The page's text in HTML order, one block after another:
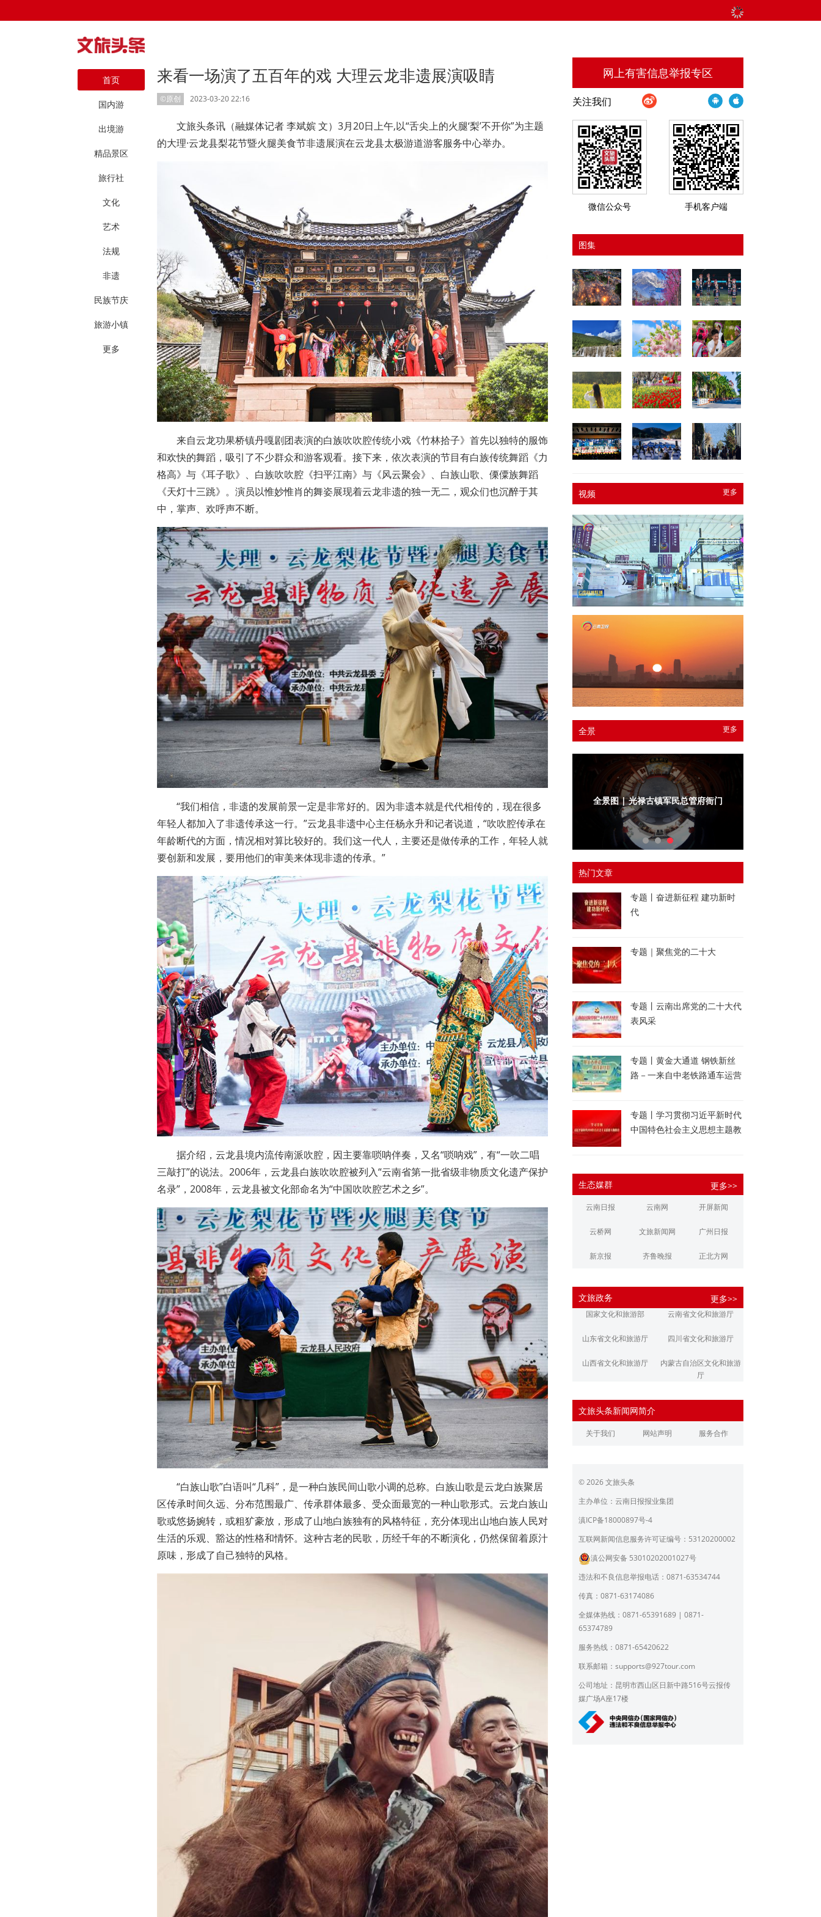
首页
国内游
出境游
精品景区
旅行社
文化
艺术
法规
非遗
民族节庆
旅游小镇
更多
来看一场演了五百年的戏 大理云龙非遗展演吸睛
©原创 2023-03-20 22:16
文旅头条讯（融媒体记者 李斌嫔 文）3月20日上午,以“舌尖上的火腿‘梨’不开你”为主题
的大理·云龙县梨花节暨火腿美食节非遗展演在云龙县太极游道游客服务中心举办。
来自云龙功果桥镇丹嘎剧团表演的白族吹吹腔传统小戏《竹林拾子》首先以独特的服饰
和欢快的舞蹈，吸引了不少群众和游客观看。接下来，依次表演的节目有白族传统舞蹈《力
格高》与《耳子歌》、白族吹吹腔《扫平江南》与《风云聚会》、白族山歌、傈僳族舞蹈
《天灯十三跳》。演员以惟妙惟肖的舞姿展现着云龙非遗的独一无二，观众们也沉醉于其
中，掌声、欢呼声不断。
“我们相信，非遗的发展前景一定是非常好的。因为非遗本就是代代相传的，现在很多
年轻人都加入了非遗传承这一行。”云龙县非遗中心主任杨永升和记者说道，“吹吹腔传承在
年龄断代的方面，情况相对算比较好的。我们这一代人，主要还是做传承的工作，年轻人就
要创新和发展，要用他们的审美来体现非遗的传承。”
据介绍，云龙县境内流传南派吹腔，因主要靠唢呐伴奏，又名“唢呐戏”，有“一吹二唱
三敲打”的说法。2006年，云龙县白族吹吹腔被列入“云南省第一批省级非物质文化遗产保护
名录”，2008年，云龙县被文化部命名为“中国吹吹腔艺术之乡”。
“白族山歌”白语叫“几科”，是一种白族民间山歌小调的总称。白族山歌是云龙白族聚居
区传承时间久远、分布范围最广、传承群体最多、受众面最宽的一种山歌形式。云龙白族山
歌或悠扬婉转，或粗犷豪放，形成了山地白族独有的风格特征，充分体现出山地白族人民对
生活的乐观、豁达的性格和情怀。这种古老的民歌，历经千年的不断演化，仍然保留着原汁
原味，形成了自己独特的风格。
网上有害信息举报专区
关注我们
微信公众号 手机客户端
图集
更多
视频
更多
全景
全景图 | 光禄古镇军民总管府
热门文章
专题丨奋进新征程 建功新时
代
专题｜聚焦党的二十大
专题丨云南出席党的二十大代
表风采
专题丨黄金大通道 钢铁新丝
路－一来自中老铁路通车运营
专题丨学习贯彻习近平新时代
中国特色社会主义思想主题教
生态媒群 更多>>
云南日报 云南网 开屏新闻
云桥网 文旅新闻网 广州日报
新京报 齐鲁晚报 正北方网
江南都市报 潇湘晨报
文旅政务 更多>>
国家文化和旅游部 云南省文化和旅游厅
山东省文化和旅游厅 四川省文化和旅游厅
山西省文化和旅游厅
内蒙古自治区文化和旅游
厅
浙江省文化和旅游厅
江西省文化和旅游厅 河南省文化和旅游厅
广东省文化和旅游厅
育厅
陕西省文化和旅游厅 甘肃省文化和旅游厅
青海省文化和旅游厅
宁夏回族自治区文化和旅
北京市文旅局
上海市文化和旅游局
员会
文旅头条新闻网简介
关于我们 网站声明 服务合作
© 2026 文旅头条
主办单位：云南日报报业集团
滇ICP备18000897号-4
互联网新闻信息服务许可证编号：53120200002
滇公网安备 53010202001027号
违法和不良信息举报电话：0871-63534744
传真：0871-63174086
全媒体热线：0871-65391689 | 0871-
65374789
服务热线：0871-65420622
联系邮箱： supports@927tour.com
公司地址：昆明市西山区日新中路516号云报传
媒广场A座17楼